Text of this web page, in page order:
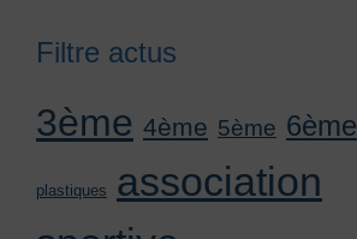
Filtre actus
3ème 4ème 5ème 6ème
plastiques
association